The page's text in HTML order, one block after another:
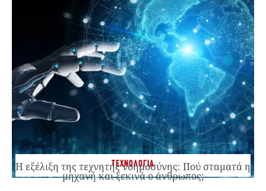
ΤΕΧΝΟΛΟΓΙΑ
Η εξέλιξη της τεχνητής νοημοσύνης: Πού σταματά η
μηχανή και ξεκινά ο άνθρωπος;